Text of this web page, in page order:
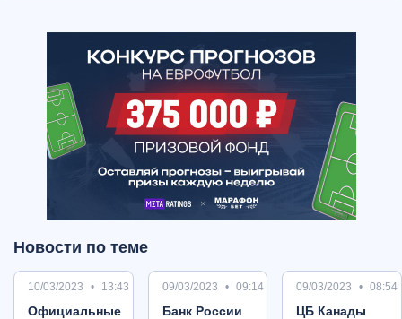
Новости по теме
10/03/2023 13:43
Oфициальные
09/03/2023 09:14
Банк России
09/03/2023 08:54
ЦБ Канады